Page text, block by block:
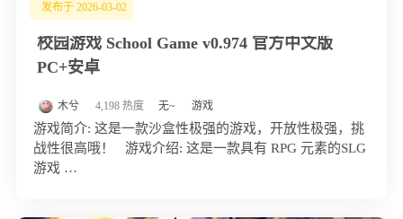
发布于 2026-03-02
校园游戏 School Game v0.974 官方中文版
PC+安卓
木兮 4,198 热度 无~ 游戏
游戏简介: 这是一款沙盒性极强的游戏，开放性极强，挑
战性很高哦！ 游戏介绍: 这是一款具有 RPG 元素的SLG
游戏 …